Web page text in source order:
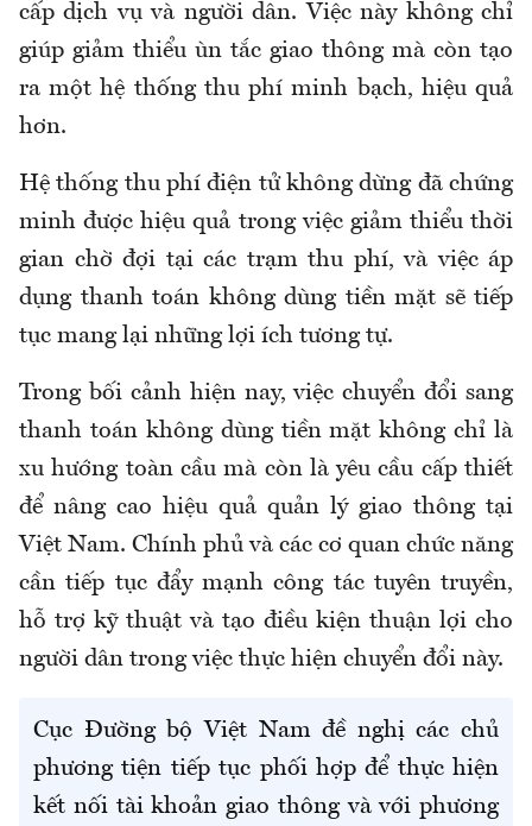
cấp dịch vụ và người dân. Việc này không chỉ
giúp giảm thiểu ùn tắc giao thông mà còn tạo
ra một hệ thống thu phí minh bạch, hiệu quả
hơn.
Hệ thống thu phí điện tử không dừng đã chứng
minh được hiệu quả trong việc giảm thiểu thời
gian chờ đợi tại các trạm thu phí, và việc áp
dụng thanh toán không dùng tiền mặt sẽ tiếp
tục mang lại những lợi ích tương tự.
Trong bối cảnh hiện nay, việc chuyển đổi sang
thanh toán không dùng tiền mặt không chỉ là
xu hướng toàn cầu mà còn là yêu cầu cấp thiết
để nâng cao hiệu quả quản lý giao thông tại
Việt Nam. Chính phủ và các cơ quan chức năng
cần tiếp tục đẩy mạnh công tác tuyên truyền,
hỗ trợ kỹ thuật và tạo điều kiện thuận lợi cho
người dân trong việc thực hiện chuyển đổi này.
Cục Đường bộ Việt Nam đề nghị các chủ
phương tiện tiếp tục phối hợp để thực hiện
kết nối tài khoản giao thông và với phương